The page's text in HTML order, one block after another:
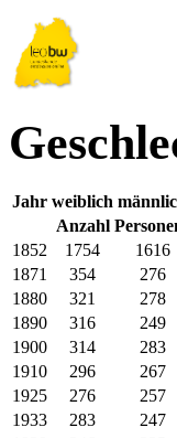
Jahr weiblich
Anzahl
1852
1754
1616
1871
354
276
1880
321
278
1890
316
249
1900
314
283
1910
296
267
1925
276
257
1933
283
247